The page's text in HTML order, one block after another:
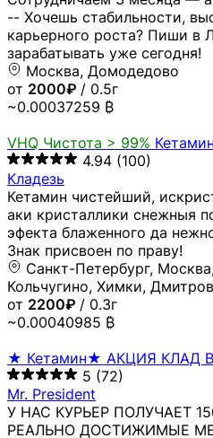
-- Хочешь стабильности,
карьерного роста? Пиши в
зарабатывать уже сегодня!
Москва, Домодедово
от 2000₽ / 0.5г
~0.00037259 ₿
VHQ Чистота > 99%
4.94 (100)
Кладезь
Кетамин чистейший,
аки кристаллики снежныя
эфекта блаженного да
Знак присвоен по праву!
Санкт-Петербург,
Кольчугино, Химки, Дмитров
от 2200₽ / 0.3г
~0.00040985 ₿
★ Кетамин★ АКЦИЯ КЛАД
5 (72)
Mr. President
У НАС КУРЬЕР ПОЛУЧАЕТ
РЕАЛЬНО ДОСТИЖИМЫЕ